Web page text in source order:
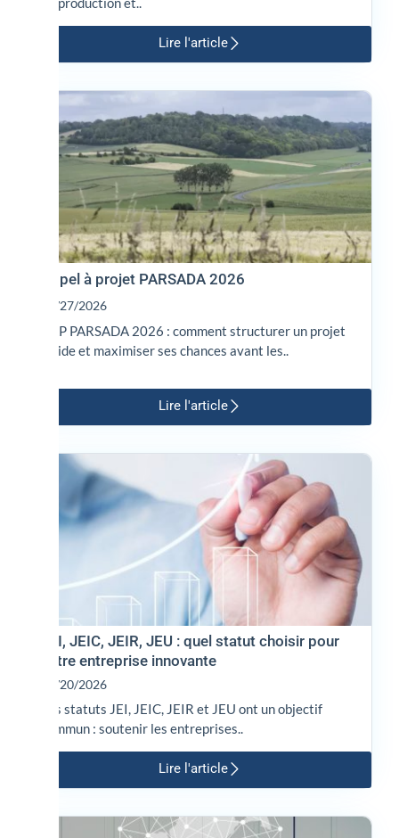
Lire l'article
Appel à projet PARSADA 2026
01/27/2026
AAP PARSADA 2026 : comment structurer un projet
solide et maximiser ses chances avant les..
Lire l'article
JEI, JEIC, JEIR, JEU : quel statut choisir pour
votre entreprise innovante
01/20/2026
Les statuts JEI, JEIC, JEIR et JEU ont un objectif
commun : soutenir les entreprises..
Lire l'article